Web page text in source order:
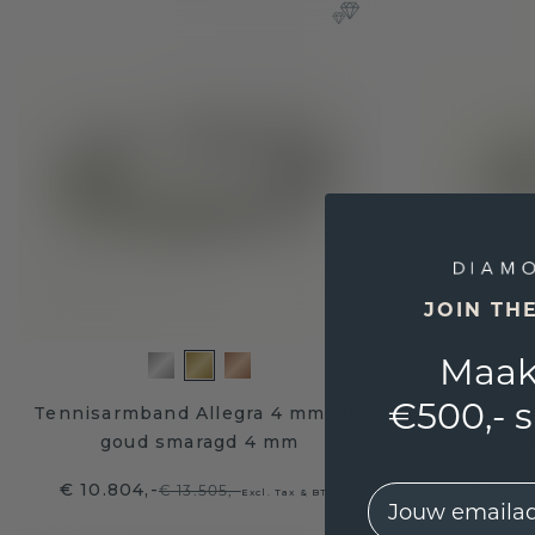
Tennisarmband Allegra 4 mm 585
goud smaragd 4 mm
€ 10.804,-€ 13.505,-Excl. Tax & BTW €
JOIN
€500,-
EMail